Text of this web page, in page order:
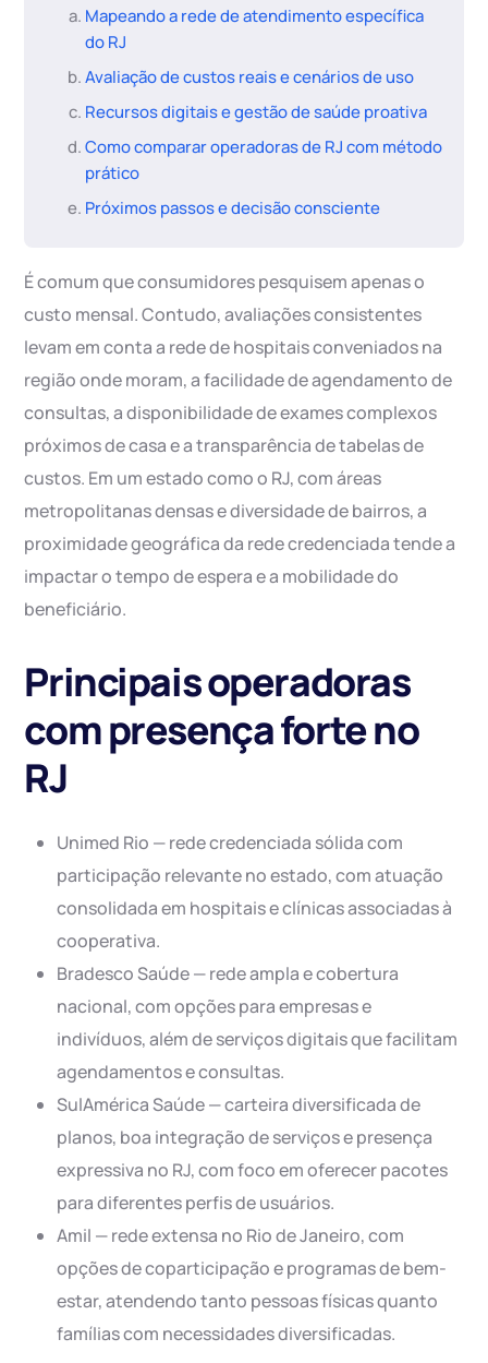
Mapeando a rede de atendimento específica
do RJ
Avaliação de custos reais e cenários de uso
Recursos digitais e gestão de saúde proativa
Como comparar operadoras de RJ com método
prático
Próximos passos e decisão consciente
É comum que consumidores pesquisem apenas o
custo mensal. Contudo, avaliações consistentes
levam em conta a rede de hospitais conveniados na
região onde moram, a facilidade de agendamento de
consultas, a disponibilidade de exames complexos
próximos de casa e a transparência de tabelas de
custos. Em um estado como o RJ, com áreas
metropolitanas densas e diversidade de bairros, a
proximidade geográfica da rede credenciada tende a
impactar o tempo de espera e a mobilidade do
beneficiário.
Principais operadoras
com presença forte no
RJ
Unimed Rio — rede credenciada sólida com
participação relevante no estado, com atuação
consolidada em hospitais e clínicas associadas à
cooperativa.
Bradesco Saúde — rede ampla e cobertura
nacional, com opções para empresas e
indivíduos, além de serviços digitais que facilitam
agendamentos e consultas.
SulAmérica Saúde — carteira diversificada de
planos, boa integração de serviços e presença
expressiva no RJ, com foco em oferecer pacotes
para diferentes perfis de usuários.
Amil — rede extensa no Rio de Janeiro, com
opções de coparticipação e programas de bem-
estar, atendendo tanto pessoas físicas quanto
famílias com necessidades diversificadas.